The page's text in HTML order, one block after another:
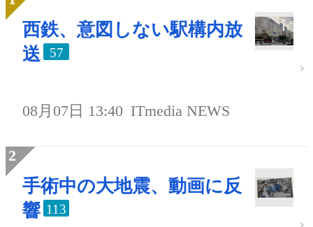
西鉄、意図しない駅構内放
送
57
08月07日 13:40 ITmedia NEWS
手術中の大地震、動画に反
響 113